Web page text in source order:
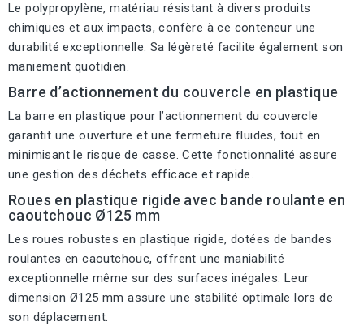
Le polypropylène, matériau résistant à divers produits
chimiques et aux impacts, confère à ce conteneur une
durabilité exceptionnelle. Sa légèreté facilite également son
maniement quotidien.
Barre d’actionnement du couvercle en plastique
La barre en plastique pour l’actionnement du couvercle
garantit une ouverture et une fermeture fluides, tout en
minimisant le risque de casse. Cette fonctionnalité assure
une gestion des déchets efficace et rapide.
Roues en plastique rigide avec bande roulante en
caoutchouc Ø125 mm
Les roues robustes en plastique rigide, dotées de bandes
roulantes en caoutchouc, offrent une maniabilité
exceptionnelle même sur des surfaces inégales. Leur
dimension Ø125 mm assure une stabilité optimale lors de
son déplacement.